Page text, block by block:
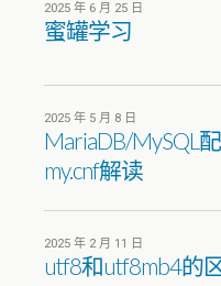
2025 年 6 月 25 日
蜜罐学习
2025 年 5 月 8 日
MariaDB/MySQL
my.cnf解读
2025 年 2 月 11 日
utf8和utf8mb4的